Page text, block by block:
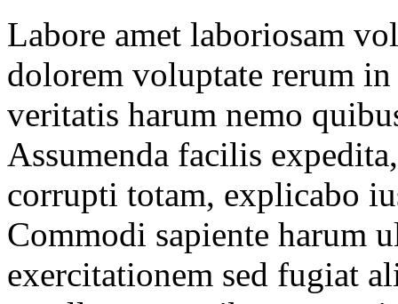
Labore amet laboriosam
dolorem voluptate rerum
veritatis harum nemo
Assumenda facilis
corrupti totam, explicabo
Commodi sapiente harum
exercitationem sed fugiat